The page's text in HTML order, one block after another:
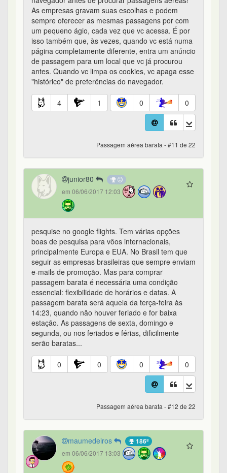
As empresas gravam suas escolhas e podem
sempre oferecer as mesmas passagens por com
um pequeno ágio, cada vez que vc acessa. É por
isso também que, às vezes, quando vc está numa
página completamente diferente, entra um anúncio
de passagem para um local que vc já procurou
antes. Quando vc limpa os cookies, vc apaga esse
"histórico" de preferências do navegador.
4 1 0 0
Passagem aérea barata - #11 de 22
junior80
em 06/06/2017 12:03
pesquise no google flights. Tem várias opções
boas de pesquisa para vôos internacionais,
principalmente Europa e EUA. No Brasil tem que
seguir as empresas brasileiras que sempre enviam
e-mails de promoção. Mas para comprar
passagem barata é necessária uma condição
essencial: flexibilidade de horários e datas. A
passagem barata será aquela da terça-feira às
14:23, quando não houver feriado e for baixa
estação. As passagens de sexta, domingo e
segunda, ou nos feriados e férias, dificilmente
serão baratas...
0 0 0 0
Passagem aérea barata - #12 de 22
maumedeiros 186º
em 06/06/2017 13:03